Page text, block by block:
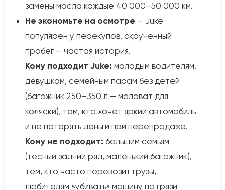
замены масла каждые 40 000–50 000 км.
Не экономьте на осмотре — Juke
популярен у перекупов, скрученный
пробег — частая история.
Кому подходит Juke: молодым водителям,
девушкам, семейным парам без детей
(багажник 250–350 л — маловат для
коляски), тем, кто хочет яркий автомобиль
и не потерять деньги при перепродаже.
Кому не подходит: большим семьям
(тесный задний ряд, маленький багажник),
тем, кто часто перевозит грузы,
любителям «убивать» машину по грязи